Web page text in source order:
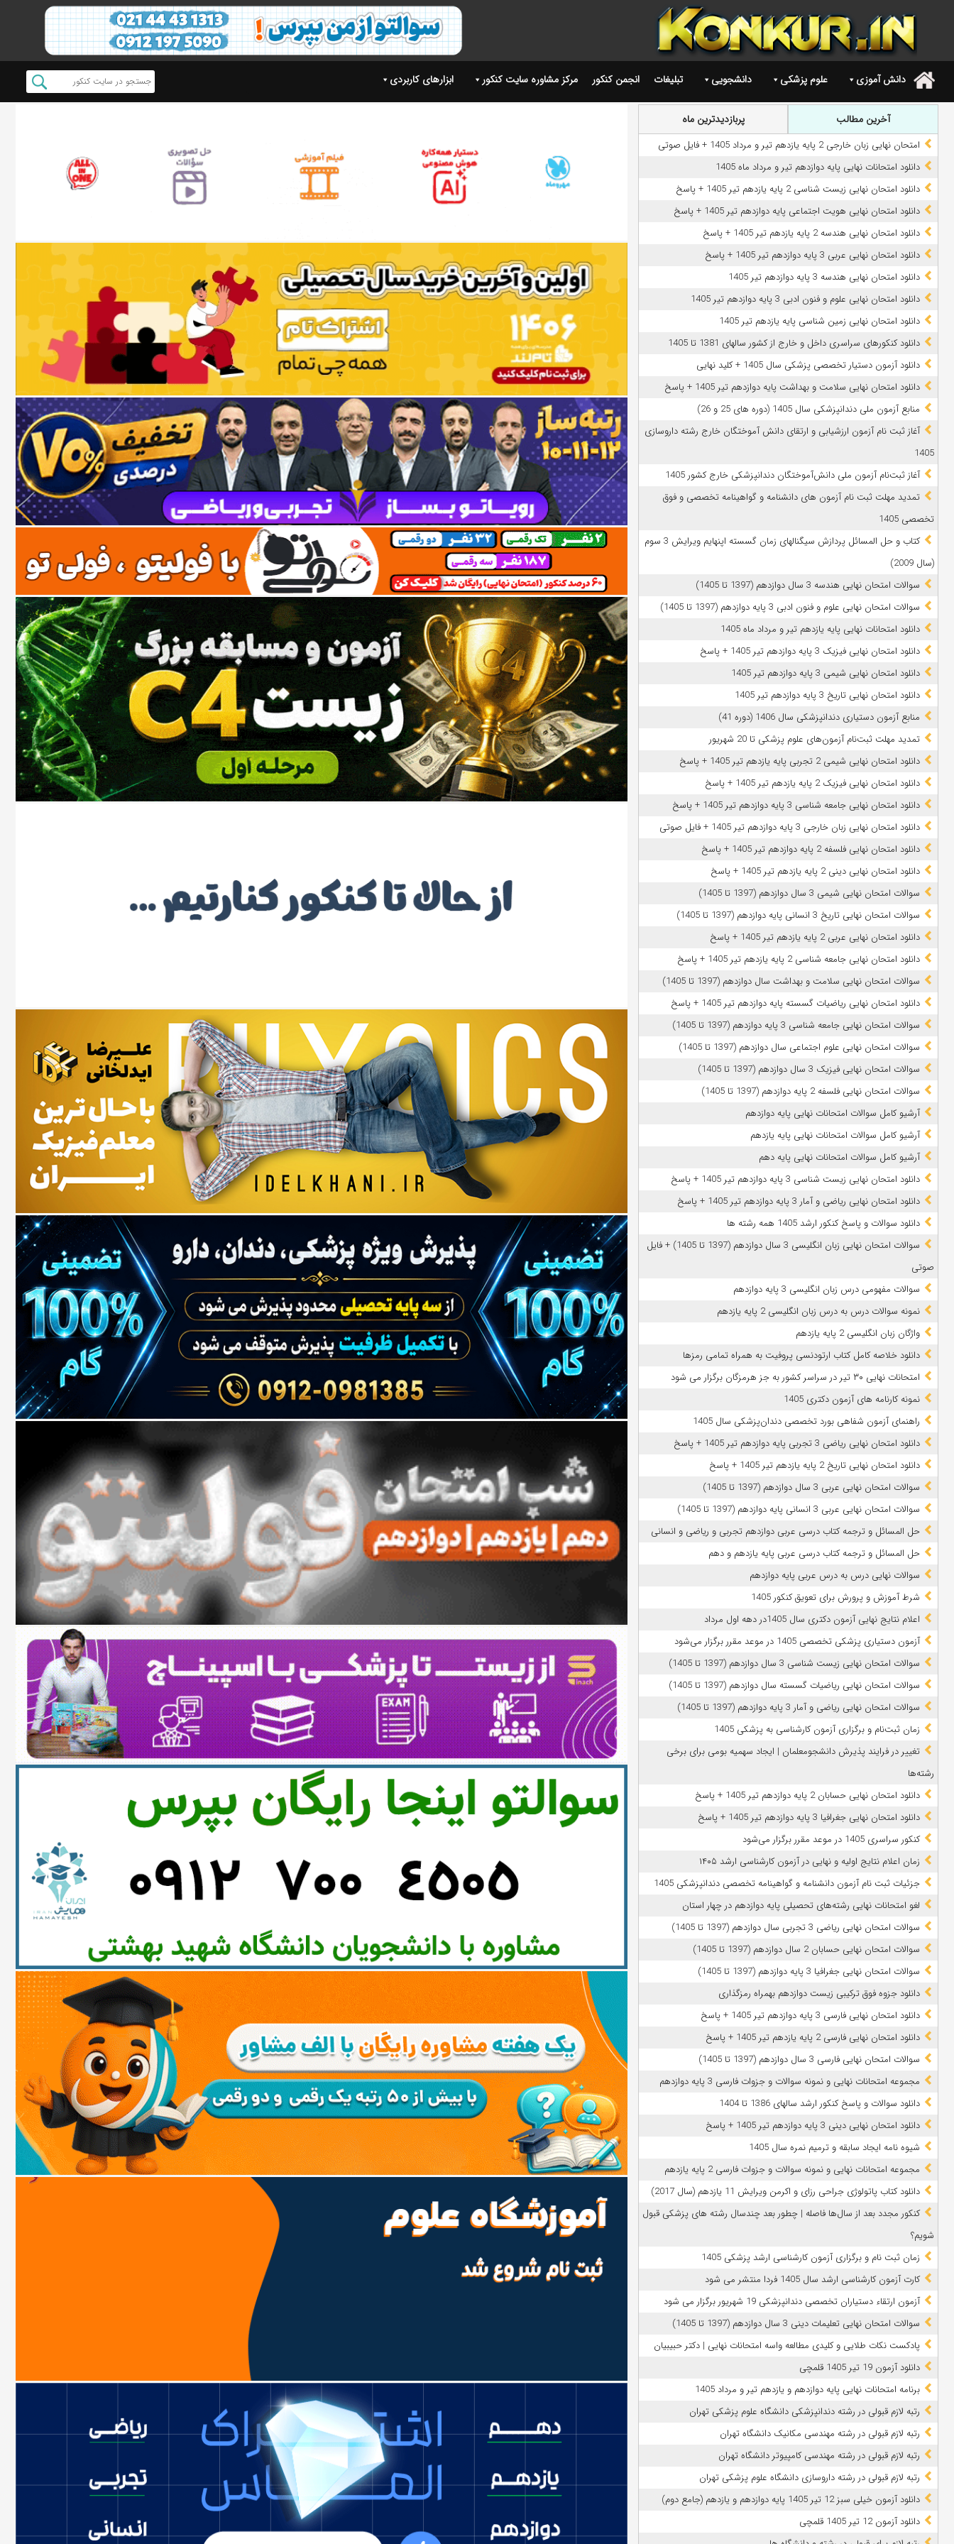
. دانش آموزی علوم پزشکی دانشجویی تبلیغات انجمن کنکور مرکز مشاوره سایت کنکور ابزارهای کاربردی
آخرین مطالب پربازدیدترین ماه
امتحان نهایی زبان خارجی 2 پایه یازدهم تیر و مرداد 1405 + فایل صوتی
دانلود امتحانات نهایی پایه دوازدهم تیر و مرداد ماه 1405
دانلود امتحان نهایی زیست شناسی 2 پایه یازدهم تیر 1405 + پاسخ
دانلود امتحان نهایی هویت اجتماعی پایه دوازدهم تیر 1405 + پاسخ
دانلود امتحان نهایی هندسه 2 پایه یازدهم تیر 1405 + پاسخ
دانلود امتحان نهایی عربی 3 پایه دوازدهم تیر 1405 + پاسخ
دانلود امتحان نهایی هندسه 3 پایه دوازدهم تیر 1405
دانلود امتحان نهایی علوم و فنون ادبی 3 پایه دوازدهم تیر 1405
دانلود امتحان نهایی زمین شناسی پایه یازدهم تیر 1405
دانلود کنکورهای سراسری داخل و خارج از کشور سالهای 1381 تا 1405
دانلود آزمون دستیار تخصصی پزشکی سال 1405 + کلید نهایی
دانلود امتحان نهایی سلامت و بهداشت پایه دوازدهم تیر 1405 + پاسخ
ﻣﻨﺎﺑﻊ آزﻣﻮن ﻣﻠﯽ دندانپزشکی سال 1405 (دوره های 25 و 26)
آغاز ثبت نام آزمون‌ ارزشیابی و ارتقای دانش آموختگان خارج رشته داروسازی
1405
آغاز ثبت‌نام آزمون ملی دانش‌آموختگان دندانپزشکی خارج کشور 1405
تمدید مهلت ثبت نام آزمون های دانشنامه و گواهینامه تخصصی و فوق
تخصصی 1405
کتاب و حل المسائل پردازش سیگنالهای زمان گسسته اپنهایم ویرایش 3 سوم
(سال 2009)
سوالات امتحان نهایی هندسه 3 سال دوازدهم (1397 تا 1405)
سوالات امتحان نهایی علوم و فنون ادبی 3 پایه دوازدهم (1397 تا 1405)
دانلود امتحانات نهایی پایه یازدهم تیر و مرداد ماه 1405
دانلود امتحان نهایی فیزیک 3 پایه دوازدهم تیر 1405 + پاسخ
دانلود امتحان نهایی شیمی 3 پایه دوازدهم تیر 1405
دانلود امتحان نهایی تاریخ 3 پایه دوازدهم تیر 1405
منابع آزمون دستیاری دندانپزشکی سال 1406 (دوره 41)
تمدید مهلت ثبت‌نام آزمون‌های علوم پزشکی تا 20 شهریور
دانلود امتحان نهایی شیمی 2 تجربی پایه یازدهم تیر 1405 + پاسخ
دانلود امتحان نهایی فیزیک 2 پایه یازدهم تیر 1405 + پاسخ
دانلود امتحان نهایی جامعه شناسی 3 پایه دوازدهم تیر 1405 + پاسخ
دانلود امتحان نهایی زبان خارجی 3 پایه دوازدهم تیر 1405 + فایل صوتی
دانلود امتحان نهایی فلسفه 2 پایه دوازدهم تیر 1405 + پاسخ
دانلود امتحان نهایی دینی 2 پایه یازدهم تیر 1405 + پاسخ
سوالات امتحان نهایی شیمی 3 سال دوازدهم (1397 تا 1405)
سوالات امتحان نهایی تاریخ 3 انسانی پایه دوازدهم (1397 تا 1405)
دانلود امتحان نهایی عربی 2 پایه یازدهم تیر 1405 + پاسخ
دانلود امتحان نهایی جامعه شناسی 2 پایه یازدهم تیر 1405 + پاسخ
سوالات امتحان نهایی سلامت و بهداشت سال دوازدهم (1397 تا 1405)
دانلود امتحان نهایی ریاضیات گسسته پایه دوازدهم تیر 1405 + پاسخ
سوالات امتحان نهایی جامعه شناسی 3 پایه دوازدهم (1397 تا 1405)
سوالات امتحان نهایی علوم اجتماعی سال دوازدهم (1397 تا 1405)
سوالات امتحان نهایی فیزیک 3 سال دوازدهم (1397 تا 1405)
سوالات امتحان نهایی فلسفه 2 پایه دوازدهم (1397 تا 1405)
آرشیو کامل سوالات امتحانات نهایی پایه دوازدهم
آرشیو کامل سوالات امتحانات نهایی پایه یازدهم
آرشیو کامل سوالات امتحانات نهایی پایه دهم
دانلود امتحان نهایی زیست شناسی 3 پایه دوازدهم تیر 1405 + پاسخ
دانلود امتحان نهایی ریاضی و آمار 3 پایه دوازدهم تیر 1405 + پاسخ
دانلود سوالات و پاسخ کنکور ارشد 1405 همه رشته ها
سوالات امتحان نهایی زبان انگلیسی 3 سال دوازدهم (1397 تا 1405) + فایل
صوتی
سوالات مفهومی درس زبان انگلیسی 3 پایه دوازدهم
نمونه سوالات درس به درس زبان انگلیسی 2 پایه یازدهم
واژگان زبان انگلیسی 2 پایه یازدهم
دانلود خلاصه کامل کتاب ارتودنسی پروفیت به همراه تمامی رمزها
امتحانات نهایی ۳۰ تیر در سراسر کشور به جز هرمزگان برگزار می شود
نمونه کارنامه های آزمون دکتری 1405
راهنمای آزمون شفاهی بورد تخصصی دندان‌پزشکی سال 1405
دانلود امتحان نهایی ریاضی 3 تجربی پایه دوازدهم تیر 1405 + پاسخ
دانلود امتحان نهایی تاریخ 2 پایه یازدهم تیر 1405 + پاسخ
سوالات امتحان نهایی عربی 3 سال دوازدهم (1397 تا 1405)
سوالات امتحان نهایی عربی 3 انسانی پایه دوازدهم (1397 تا 1405)
حل المسائل و ترجمه کتاب درسی عربی دوازدهم تجربی و ریاضی و انسانی
حل المسائل و ترجمه کتاب درسی عربی پایه یازدهم و دهم
سوالات نهایی درس به درس عربی پایه دوازدهم
شرط آموزش و پرورش برای تعویق کنکور 1405
اعلام نتایج نهایی آزمون دکتری سال 1405در دهه اول مرداد
آزمون دستیاری پزشکی تخصصی 1405 در موعد مقرر برگزار می‌شود
سوالات امتحان نهایی زیست شناسی 3 سال دوازدهم (1397 تا 1405)
سوالات امتحان نهایی ریاضیات گسسته سال دوازدهم (1397 تا 1405)
سوالات امتحان نهایی ریاضی و آمار 3 پایه دوازدهم (1397 تا 1405)
زمان ثبت‌نام و برگزاری آزمون کارشناسی به پزشکی 1405
تغییر در فرایند پذیرش دانشجومعلمان | ایجاد سهمیه بومی برای برخی
رشته‌ها
دانلود امتحان نهایی حسابان 2 پایه دوازدهم تیر 1405 + پاسخ
دانلود امتحان نهایی جغرافیا 3 پایه دوازدهم تیر 1405 + پاسخ
کنکور سراسری 1405 در موعد مقرر برگزار می‌شود
زمان اعلام نتایج اولیه و نهایی در آزمون کارشناسی ارشد ۱۴۰۵
جزئیات ثبت نام آزمون دانشنامه و گواهینامه تخصصی دندانپزشکی 1405
لغو امتحانات نهایی رشته‌های تحصیلی پایه دوازدهم در چهار استان
سوالات امتحان نهایی ریاضی 3 تجربی سال دوازدهم (1397 تا 1405)
سوالات امتحان نهایی حسابان 2 سال دوازدهم (1397 تا 1405)
سوالات امتحان نهایی جغرافیا 3 پایه دوازدهم (1397 تا 1405)
دانلود جزوه فوق ترکیبی زیست دوازدهم بهمراه رمزگذاری
دانلود امتحان نهایی فارسی 3 پایه دوازدهم تیر 1405 + پاسخ
دانلود امتحان نهایی فارسی 2 پایه یازدهم تیر 1405 + پاسخ
سوالات امتحان نهایی فارسی 3 سال دوازدهم (1397 تا 1405)
مجموعه امتحانات نهایی و نمونه سوالات و جزوات فارسی 3 پایه دوازدهم
دانلود سوالات و پاسخ کنکور ارشد سالهای 1386 تا 1404
دانلود امتحان نهایی دینی 3 پایه دوازدهم تیر 1405 + پاسخ
شیوه نامه ایجاد سابقه و ترمیم نمره سال 1405
مجموعه امتحانات نهایی و نمونه سوالات و جزوات فارسی 2 پایه یازدهم
دانلود کتاب پاتولوژی جراحی رزای و اکرمن ویرایش 11 یازدهم (سال 2017)
کنکور مجدد بعد از سال‌ها فاصله | چطور بعد چندسال رشته‌ های پزشکی قبول
شویم؟
زمان ثبت نام و برگزاری آزمون کارشناسی ارشد پزشکی 1405
کارت آزمون کارشناسی ارشد سال 1405 فردا منتشر می شود
آزمون ارتقاء دستیاران تخصصی دندانپزشکی 19 شهریور برگزار می شود
سوالات امتحان نهایی تعلیمات دینی 3 سال دوازدهم (1397 تا 1405)
پادکست نکات طلایی و کلیدی مطالعه واسه امتحانات نهایی | دکتر حبیبیان
دانلود آزمون 19 تیر 1405 قلمچی
برنامه امتحانات نهایی پایه دوازدهم و یازدهم تیر و مرداد 1405
رتبه لازم قبولی در رشته دندانپزشکی دانشگاه علوم پزشکی تهران
رتبه لازم قبولی در رشته مهندسی مکانیک دانشگاه تهران
رتبه لازم قبولی در رشته مهندسی کامپیوتر دانشگاه تهران
رتبه لازم قبولی در رشته داروسازی دانشگاه علوم پزشکی تهران
دانلود آزمون خیلی سبز 12 تیر 1405 پایه دوازدهم و یازدهم (جامع دوم)
دانلود آزمون 12 تیر 1405 قلمچی